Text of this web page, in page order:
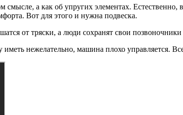
смысле, а как об упругих элементах.
Вот для этого и нужна подвеска.
от тряски, а люди сохранят свои
нежелательно, машина плохо управляется.